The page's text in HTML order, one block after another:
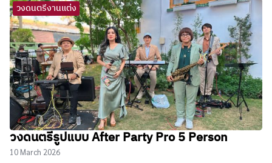
วงดนตรีงานแต่ง
วงดนตรีรูปแบบ After Party Pro 5 Person
10 March 2026